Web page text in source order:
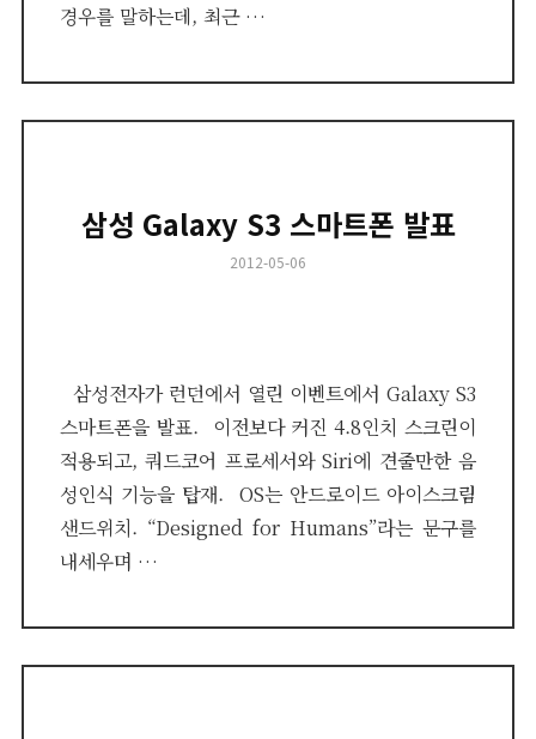
경우를 말하는데, 최근 …
삼성 Galaxy S3 스마트폰 발표
Posted
2012-05-06
삼성전자가 런던에서 열린 이벤트에서 Galaxy S3
스마트폰을 발표. 이전보다 커진 4.8인치 스크린이
적용되고, 쿼드코어 프로세서와 Siri에 견줄만한 음
성인식 기능을 탑재. OS는 안드로이드 아이스크림
샌드위치. “Designed for Humans”라는 문구를
내세우며 …